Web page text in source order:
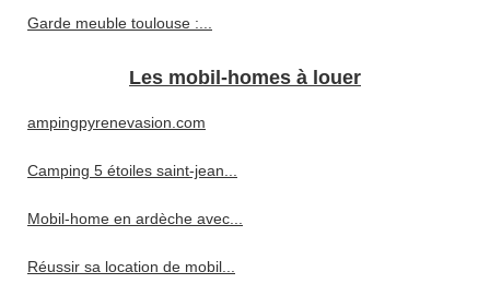
Garde meuble toulouse :...
Les mobil-homes à louer
ampingpyrenevasion.com
Camping 5 étoiles saint-jean...
Mobil-home en ardèche avec...
Réussir sa location de mobil...